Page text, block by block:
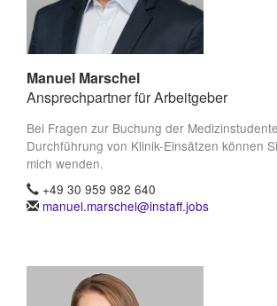
Manuel Marschel
Ansprechpartner für Arbeitgeber
Bei Fragen zur Buchung der
Durchführung von Klinik-Einsätzen können
mich wenden.
+49 30 959 982 640
manuel.marschel@instaff.jobs